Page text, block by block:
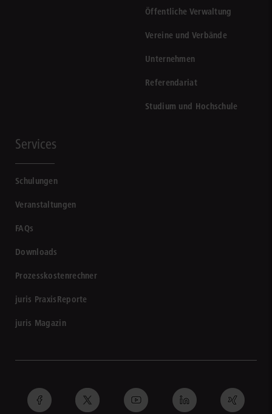
Öffentliche Verwaltung
Vereine und Verbände
Unternehmen
Referendariat
Studium und Hochschule
Services
Schulungen
Veranstaltungen
FAQs
Downloads
Prozesskostenrechner
juris PraxisReporte
juris Magazin